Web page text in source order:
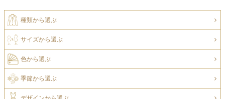
種類から選ぶ
サイズから選ぶ
色から選ぶ
季節から選ぶ